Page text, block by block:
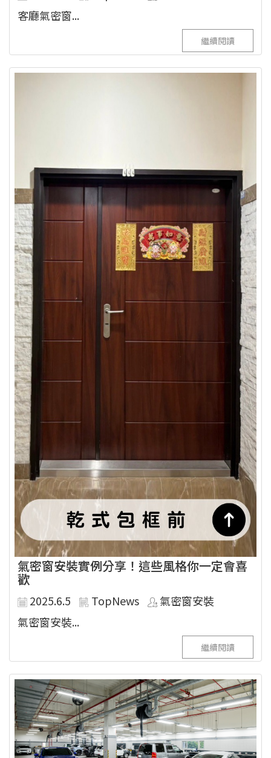
客廳氣密窗...
繼續閱讀
氣密窗安裝實例分享！這些風格你一定會喜
歡
2025.6.5 TopNews
氣密窗安裝
氣密窗安裝...
繼續閱讀